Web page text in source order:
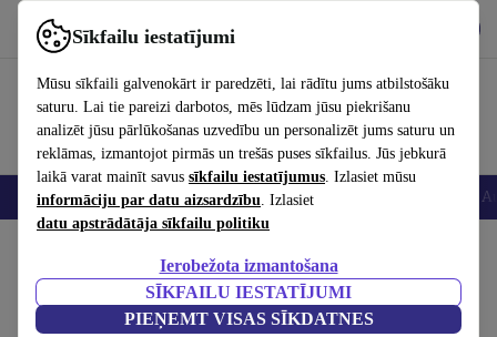
Sīkfailu iestatījumi
Mūsu sīkfaili galvenokārt ir paredzēti, lai rādītu jums atbilstošāku
saturu. Lai tie pareizi darbotos, mēs lūdzam jūsu piekrišanu
analizēt jūsu pārlūkošanas uzvedību un personalizēt jums saturu un
reklāmas, izmantojot pirmās un trešās puses sīkfailus. Jūs jebkurā
laikā varat mainīt savus sīkfailu iestatījumus. Izlasiet mūsu
informāciju par datu aizsardzību. Izlasiet
datu apstrādātāja sīkfailu politiku
Ierobežota izmantošana
SĪKFAILU IESTATĪJUMI
PIEŅEMT VISAS SĪKDATNES
Izmantojiet refurbed ātri un viegli
Viedtālruņi Portatīvie datori Planšetes Viedpulksteņi
Labākais piedāvājums
iPhone 15 Pro